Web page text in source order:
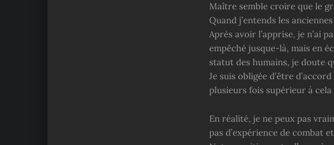
Maître semble croire que le
Quand j’entends les
Après avoir l’apprise, je n’ai
empêché jusque-là, mais en
statut des humains, je doute
Je suis obligée d’être
plusieurs fois supérieur à
En réalité, je ne peux pas
pas d’expérience de combat